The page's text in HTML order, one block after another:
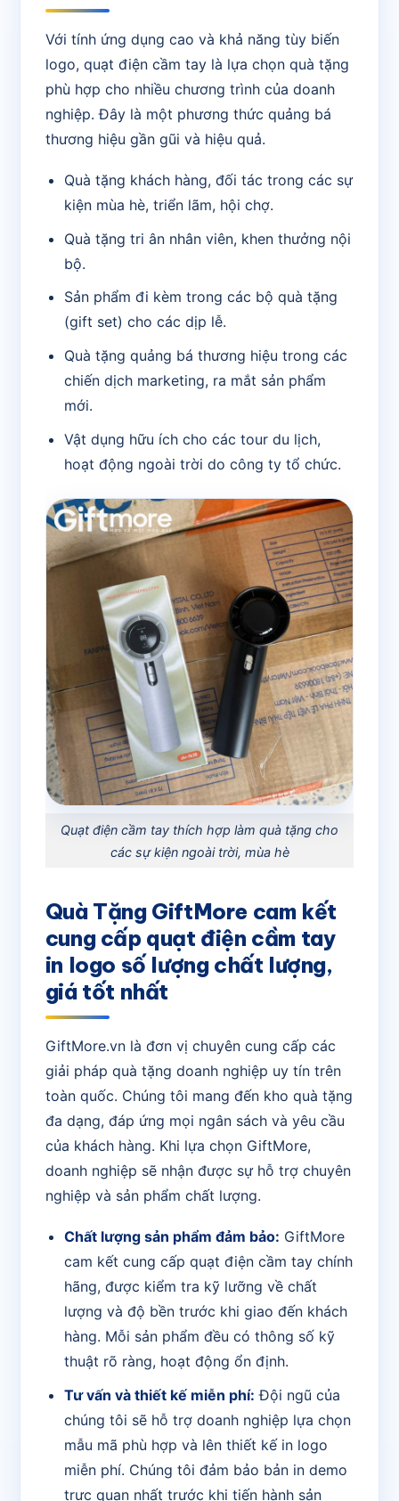
Với tính ứng dụng cao và khả năng tùy biến
logo, quạt điện cầm tay là lựa chọn quà tặng
phù hợp cho nhiều chương trình của doanh
nghiệp. Đây là một phương thức quảng bá
thương hiệu gần gũi và hiệu quả.
Quà tặng khách hàng, đối tác trong các sự
kiện mùa hè, triển lãm, hội chợ.
Quà tặng tri ân nhân viên, khen thưởng nội
bộ.
Sản phẩm đi kèm trong các bộ quà tặng
(gift set) cho các dịp lễ.
Quà tặng quảng bá thương hiệu trong các
chiến dịch marketing, ra mắt sản phẩm
mới.
Vật dụng hữu ích cho các tour du lịch,
hoạt động ngoài trời do công ty tổ chức.
Quạt điện cầm tay thích hợp làm quà tặng cho
các sự kiện ngoài trời, mùa hè
Quà Tặng GiftMore cam kết
cung cấp quạt điện cầm tay
in logo số lượng chất lượng,
giá tốt nhất
GiftMore.vn là đơn vị chuyên cung cấp các
giải pháp quà tặng doanh nghiệp uy tín trên
toàn quốc. Chúng tôi mang đến kho quà tặng
đa dạng, đáp ứng mọi ngân sách và yêu cầu
của khách hàng. Khi lựa chọn GiftMore,
doanh nghiệp sẽ nhận được sự hỗ trợ chuyên
nghiệp và sản phẩm chất lượng.
Chất lượng sản phẩm đảm bảo: GiftMore
cam kết cung cấp quạt điện cầm tay chính
hãng, được kiểm tra kỹ lưỡng về chất
lượng và độ bền trước khi giao đến khách
hàng. Mỗi sản phẩm đều có thông số kỹ
thuật rõ ràng, hoạt động ổn định.
Tư vấn và thiết kế miễn phí: Đội ngũ của
chúng tôi sẽ hỗ trợ doanh nghiệp lựa chọn
mẫu mã phù hợp và lên thiết kế in logo
miễn phí. Chúng tôi đảm bảo bản in demo
trực quan nhất trước khi tiến hành sản